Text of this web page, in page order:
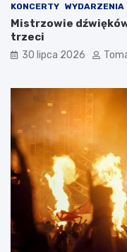
KONCERTY WYDARZENIA
Mistrzowie
trzeci
30 lipca 2026